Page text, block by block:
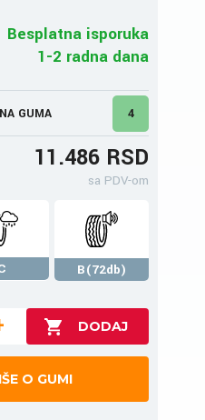
Besplatna isporuka
1-2 radna dana
GUMA 4
11.486 RSD
sa PDV-om
B(72db)
O GUMI